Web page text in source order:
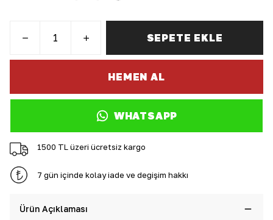
SEPETE EKLE
HEMEN AL
WHATSAPP
1500 TL üzeri ücretsiz kargo
7 gün içinde kolay iade ve değişim hakkı
Ürün Açıklaması